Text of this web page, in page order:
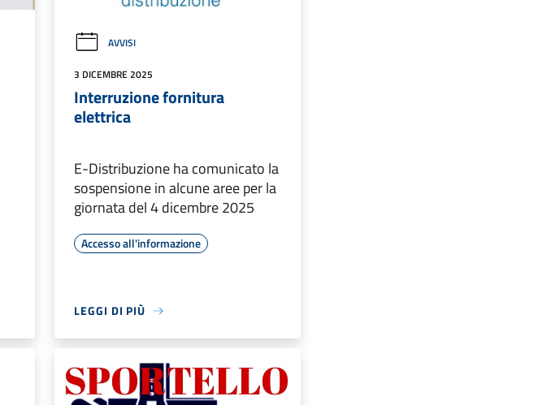
AVVISI
3 DICEMBRE 2025
Interruzione fornitura
elettrica
E-Distribuzione ha comunicato la
sospensione in alcune aree per la
giornata del 4 dicembre 2025
Accesso all'informazione
LEGGI DI PIÙ